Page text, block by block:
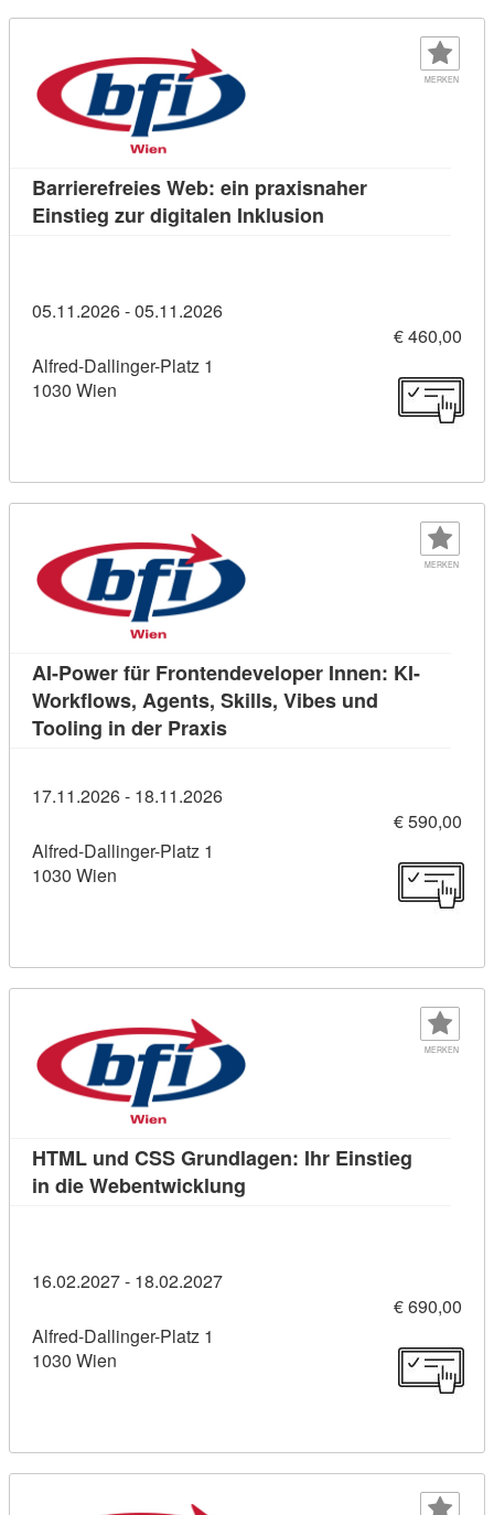
MERKEN
Barrierefreies Web: ein praxisnaher
Einstieg zur digitalen Inklusion
05.11.2026 - 05.11.2026
€ 460,00
Alfred-Dallinger-Platz 1
1030 Wien
MERKEN
AI-Power für Frontendeveloper Innen: KI-
Workflows, Agents, Skills, Vibes und
Tooling in der PraxisKursdetail: AI-Power für
17.11.2026 - 18.11.2026
€ 590,00
Alfred-Dallinger-Platz 1
1030 Wien
MERKEN
HTML und CSS Grundlagen: Ihr Einstieg
in die Webentwicklung
16.02.2027 - 18.02.2027
€ 690,00
Alfred-Dallinger-Platz 1
1030 Wien